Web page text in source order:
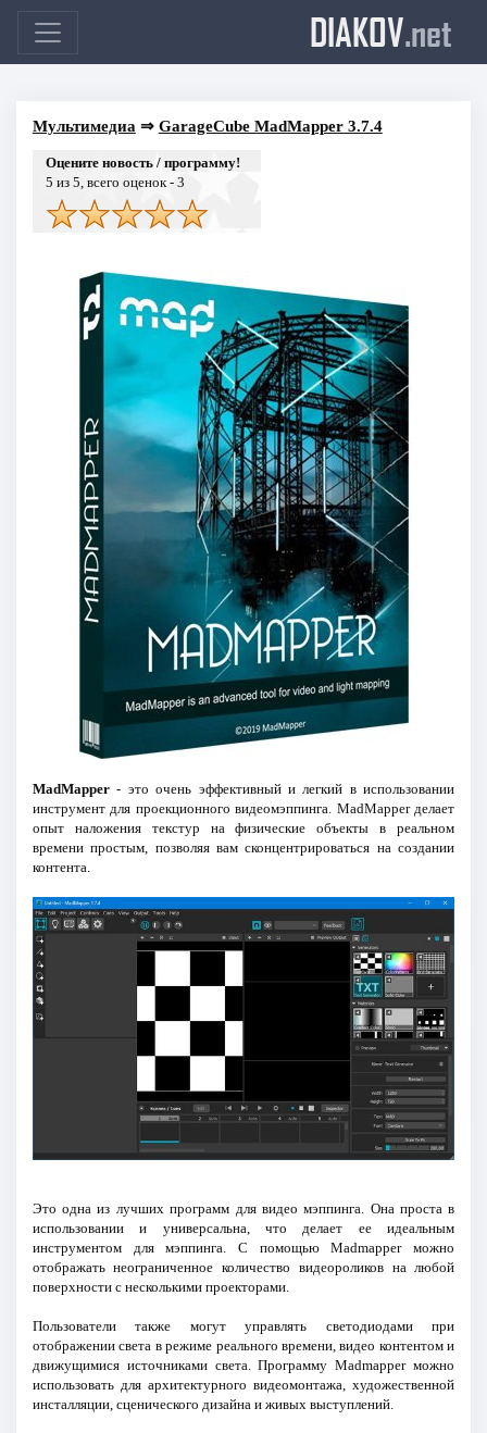
DIAKOV.net
Мультимедиа ⇒ GarageCube MadMapper 3.7.4
Оцените новость / программу!
5 из 5, всего оценок - 3
MadMapper- это очень эффективный и легкий в использовании
инструмент для проекционного видеомэппинга. MadMapper делает
опыт наложения текстур на физические объекты в реальном
времени простым, позволяя вам сконцентрироваться на создании
контента.
Это одна из лучших программ для видео мэппинга. Она проста в
использовании и универсальна, что делает ее идеальным
инструментом для мэппинга. С помощью Madmapper можно
отображать неограниченное количество видеороликов на любой
поверхности с несколькими проекторами.
Пользователи также могут управлять светодиодами при
отображении света в режиме реального времени, видео контентом и
движущимися источниками света. Программу Madmapper можно
использовать для архитектурного видеомонтажа, художественной
инсталляции, сценического дизайна и живых выступлений.